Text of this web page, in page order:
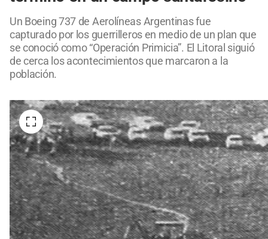
Un Boeing 737 de Aerolíneas Argentinas fue
capturado por los guerrilleros en medio de un plan que
se conoció como “Operación Primicia”. El Litoral siguió
de cerca los acontecimientos que marcaron a la
población.